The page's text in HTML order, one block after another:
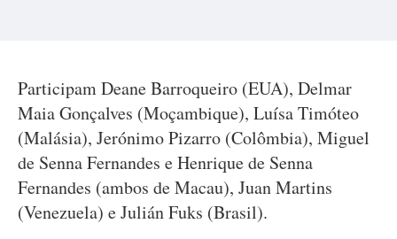
Participam Deane Barroqueiro (EUA), Delmar
Maia Gonçalves (Moçambique), Luísa Timóteo
(Malásia), Jerónimo Pizarro (Colômbia), Miguel
de Senna Fernandes e Henrique de Senna
Fernandes (ambos de Macau), Juan Martins
(Venezuela) e Julián Fuks (Brasil).